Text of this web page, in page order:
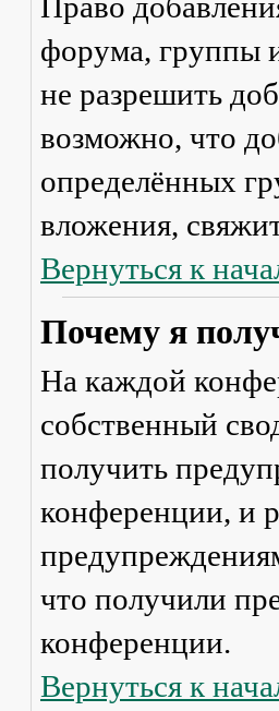
форума, группы
не разрешить
возможно, что
определённых
вложения,
Вернуться к
Почему я
На каждой
собственный
получить
конференции, и
что получили
конференции.
Вернуться к